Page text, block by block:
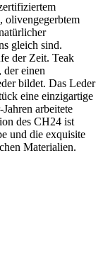
olivengegerbtem
gleich sind.
der Zeit. Teak
der einen
bildet. Das Leder
eine einzigartige
arbeitete
des CH24 ist
und die exquisite
Materialien.